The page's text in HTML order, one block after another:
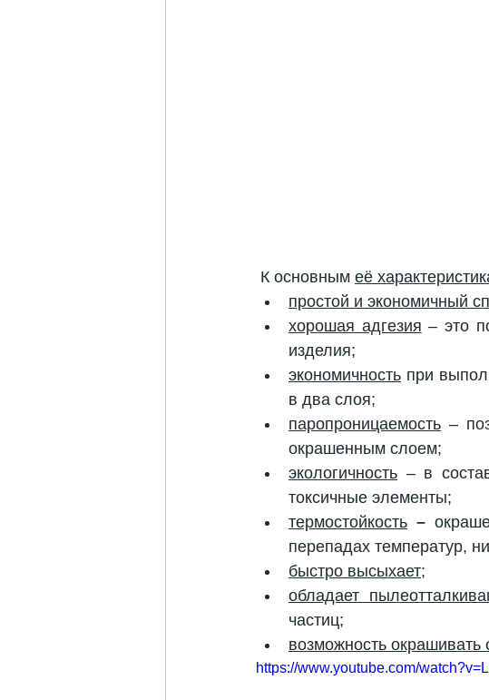
К основным её
простой и экономичный
хорошая адгезия – это
изделия;
экономичность при
в два слоя;
паропроницаемость –
окрашенным слоем;
экологичность – в
токсичные элементы;
термостойкость –
перепадах температур,
быстро высыхает;
обладает
частиц;
возможность окрашивать
https://www.youtube.com/